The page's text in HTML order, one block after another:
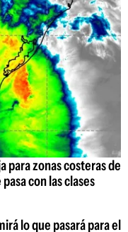
para zonas costeras de
con las clases
lo que pasará para el